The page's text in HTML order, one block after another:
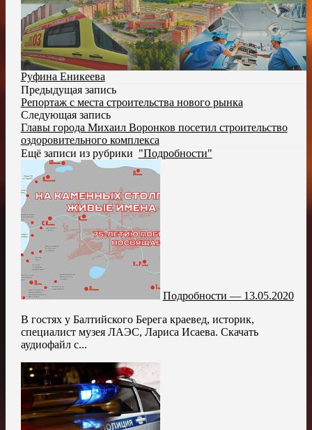
Руфина Еникеева
Предыдущая запись
Репортаж с места строительства нового рынка
Следующая запись
Главы города Михаил Воронков посетил строительство
оздоровительного комплекса
Ещё записи из рубрики "Подробности"
Подробности — 13.05.2020
В гостях у Балтийского Берега краевед, историк,
специалист музея ЛАЭС, Лариса Исаева. Скачать
аудиофайл с...